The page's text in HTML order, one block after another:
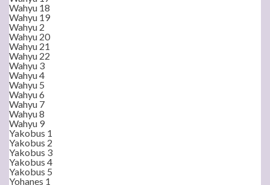
Wahyu 18
Wahyu 19
Wahyu 2
Wahyu 20
Wahyu 21
Wahyu 22
Wahyu 3
Wahyu 4
Wahyu 5
Wahyu 6
Wahyu 7
Wahyu 8
Wahyu 9
Yakobus 1
Yakobus 2
Yakobus 3
Yakobus 4
Yakobus 5
Yohanes 1